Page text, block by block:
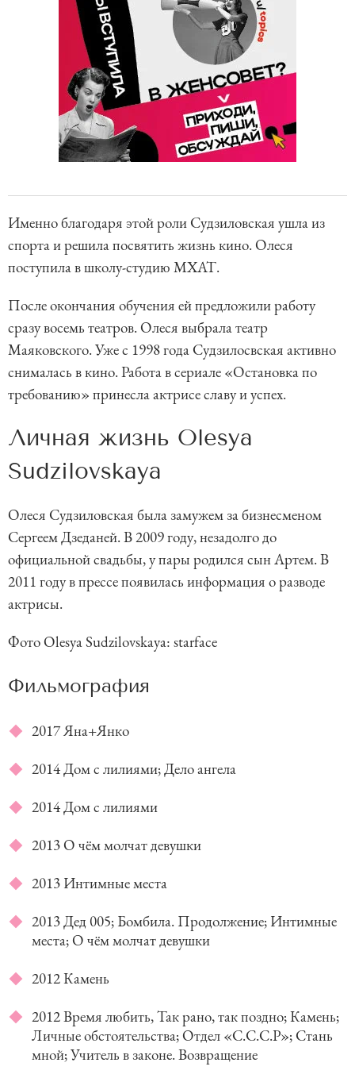
Именно благодаря этой роли Судзиловская ушла из
спорта и решила посвятить жизнь кино. Олеся
поступила в школу-студию МХАТ.
После окончания обучения ей предложили работу
сразу восемь театров. Олеся выбрала театр
Маяковского. Уже с 1998 года Судзилосвская активно
снималась в кино. Работа в сериале «Остановка по
требованию» принесла актрисе славу и успех.
Личная жизнь Olesya
Sudzilovskaya
Олеся Судзиловская была замужем за бизнесменом
Сергеем Дзеданей. В 2009 году, незадолго до
официальной свадьбы, у пары родился сын Артем. В
2011 году в прессе появилась информация о разводе
актрисы.
Фото Olesya Sudzilovskaya: starface
Фильмография
2017 Яна+Янко
2014 Дом с лилиями; Дело ангела
2014 Дом с лилиями
2013 О чём молчат девушки
2013 Интимные места
2013 Дед 005; Бомбила. Продолжение; Интимные
места; О чём молчат девушки
2012 Камень
2012 Время любить, Так рано, так поздно; Камень;
Личные обстоятельства; Отдел «С.С.С.Р»; Стань
мной; Учитель в законе. Возвращение